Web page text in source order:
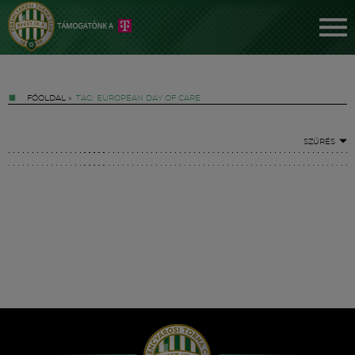
FŐOLDAL » TAG: EUROPEAN DAY OF CARE
SZŰRÉS
Hírek